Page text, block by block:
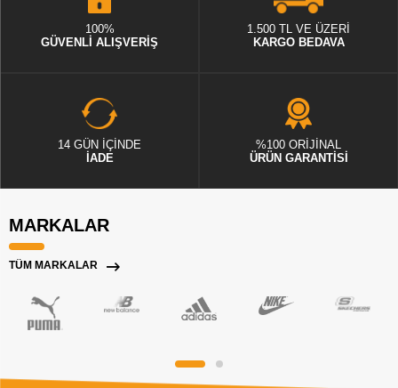
100%
GÜVENLİ ALIŞVERİŞ
1.500 TL VE ÜZERİ
KARGO BEDAVA
14 GÜN İÇİNDE
İADE
%100 ORİJİNAL
ÜRÜN GARANTİSİ
MARKALAR
TÜM MARKALAR